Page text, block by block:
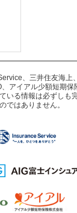
、三井住友海上
アイアル少額短期
いる情報は必ずしも
ではありません。